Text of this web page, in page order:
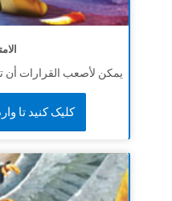
يمكن لأصعب القرارات أن
کلیک کنید تا